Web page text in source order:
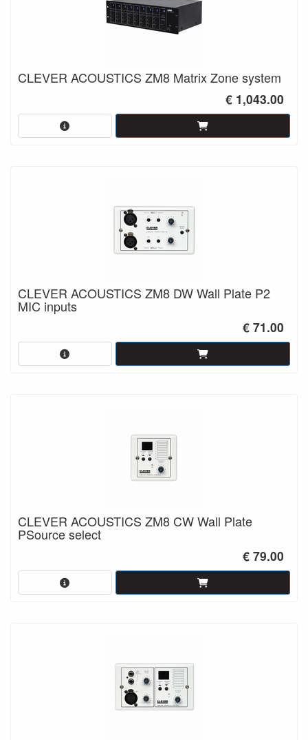
CLEVER ACOUSTICS ZM8 Matrix Zone system
€ 1,043.00
CLEVER ACOUSTICS ZM8 DW Wall Plate P2
MIC inputs
€ 71.00
CLEVER ACOUSTICS ZM8 CW Wall Plate
PSource select
€ 79.00